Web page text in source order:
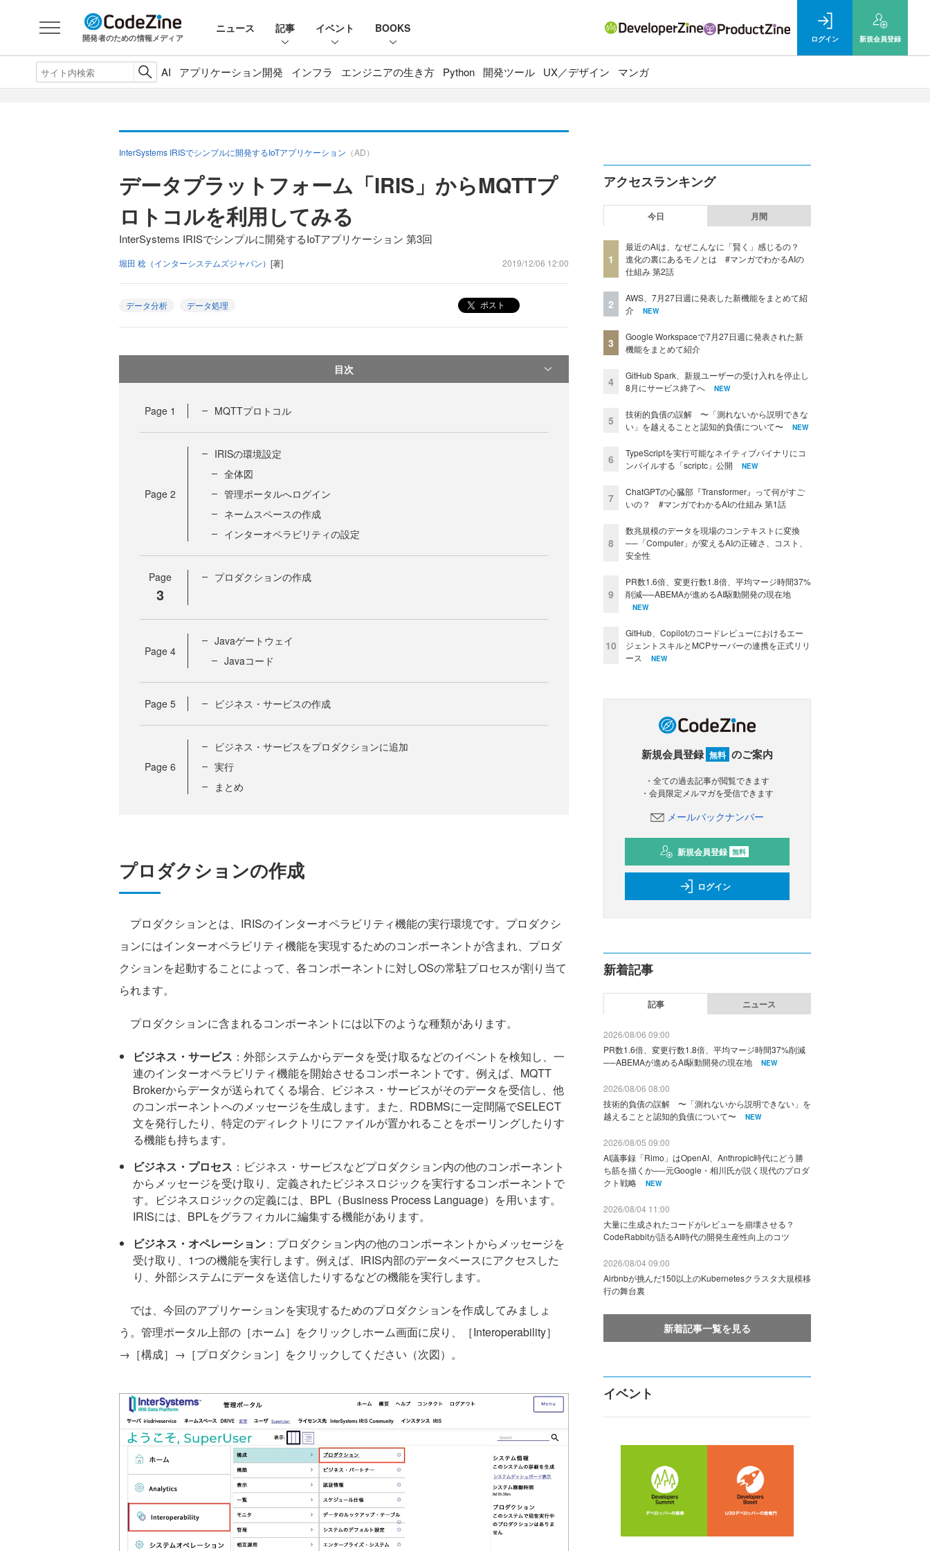
開発者のための情報メディア
ニュース 記事 イベント BOOKS
ログイン 新規会員登録
AI アプリケーション開発 インフラ エンジニアの生き方 Python 開発ツール UX／デザイン マンガ
InterSystems IRISでシンプルに開発するIoTアプリケーション （AD）
データプラットフォーム「IRIS」からMQTTプ
ロトコルを利用してみる
InterSystems IRISでシンプルに開発するIoTアプリケーション 第3回
堀田 稔（インターシステムズジャパン） [著] 2019/12/06 12:00
データ分析 データ処理 ポスト
目次
Page 1 MQTTプロトコル
Page 2
IRISの環境設定
全体図
管理ポータルへログイン
ネームスペースの作成
インターオペラビリティの設定
Page
3
プロダクションの作成
Page 4
Javaゲートウェイ
Javaコード
Page 5 ビジネス・サービスの作成
Page 6
ビジネス・サービスをプロダクションに追加
実行
まとめ
プロダクションの作成
プロダクションとは、IRISのインターオペラビリティ機能の実行環境です。プロダクシ
ョンにはインターオペラビリティ機能を実現するためのコンポーネントが含まれ、プロダ
クションを起動することによって、各コンポーネントに対しOSの常駐プロセスが割り当て
られます。
プロダクションに含まれるコンポーネントには以下のような種類があります。
ビジネス・サービス ：外部システムからデータを受け取るなどのイベントを検知し、一
連のインターオペラビリティ機能を開始させるコンポーネントです。例えば、MQTT
Brokerからデータが送られてくる場合、ビジネス・サービスがそのデータを受信し、他
のコンポーネントへのメッセージを生成します。また、RDBMSに一定間隔でSELECT
文を発行したり、特定のディレクトリにファイルが置かれることをポーリングしたりす
る機能も持ちます。
ビジネス・プロセス ：ビジネス・サービスなどプロダクション内の他のコンポーネント
からメッセージを受け取り、定義されたビジネスロジックを実行するコンポーネントで
す。ビジネスロジックの定義には、BPL（Business Process Language）を用います。
IRISには、BPLをグラフィカルに編集する機能があります。
ビジネス・オペレーション ：プロダクション内の他のコンポーネントからメッセージを
受け取り、1つの機能を実行します。例えば、IRIS内部のデータベースにアクセスした
り、外部システムにデータを送信したりするなどの機能を実行します。
では、今回のアプリケーションを実現するためのプロダクションを作成してみましょ
う。管理ポータル上部の［ホーム］をクリックしホーム画面に戻り、［Interoperability］
→［構成］→［プロダクション］をクリックしてください（次図）。
アクセスランキング
今日 月間
1
最近のAIは、なぜこんなに「賢く」感じるの？
進化の裏にあるモノとは #マンガでわかるAIの
仕組み 第2話
2
AWS、7月27日週に発表した新機能をまとめて紹
介
NEW
3
Google Workspaceで7月27日週に発表された新
機能をまとめて紹介
4
GitHub Spark、新規ユーザーの受け入れを停止し
8月にサービス終了へ
NEW
5
技術的負債の誤解 〜「測れないから説明できな
い」を越えることと認知的負債について〜
NEW
6
TypeScriptを実行可能なネイティブバイナリにコ
ンパイルする「scriptc」公開
NEW
7
ChatGPTの心臓部『Transformer』って何がすご
いの？ #マンガでわかるAIの仕組み 第1話
8
数兆規模のデータを現場のコンテキストに変換
──「Computer」が変えるAIの正確さ、コスト、
安全性
9
PR数1.6倍、変更行数1.8倍、平均マージ時間37%
削減──ABEMAが進めるAI駆動開発の現在地
NEW
10
GitHub、Copilotのコードレビューにおけるエー
ジェントスキルとMCPサーバーの連携を正式リリ
ース
NEW
新規会員登録 無料 のご案内
・全ての過去記事が閲覧できます
・会員限定メルマガを受信できます
メールバックナンバー
新規会員登録 無料
ログイン
新着記事
記事 ニュース
2026/08/06 09:00
PR数1.6倍、変更行数1.8倍、平均マージ時間37%削減
──ABEMAが進めるAI駆動開発の現在地
NEW
2026/08/06 08:00
技術的負債の誤解 〜「測れないから説明できない」を
越えることと認知的負債について〜
NEW
2026/08/05 09:00
AI議事録「Rimo」はOpenAI、Anthropic時代にどう勝
ち筋を描くか──元Google・相川氏が説く現代のプロダ
クト戦略
NEW
2026/08/04 11:00
大量に生成されたコードがレビューを崩壊させる？
CodeRabbitが語るAI時代の開発生産性向上のコツ
2026/08/04 09:00
Airbnbが挑んだ150以上のKubernetesクラスタ大規模移
行の舞台裏
新着記事一覧を見る
イベント